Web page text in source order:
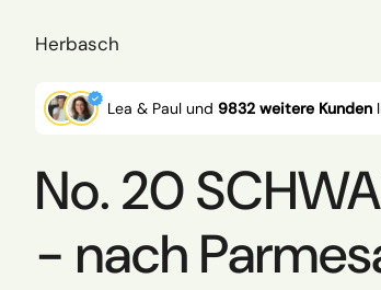
Herbasch
Lea & Paul und 9832 weitere Kunden
No. 20
- nach